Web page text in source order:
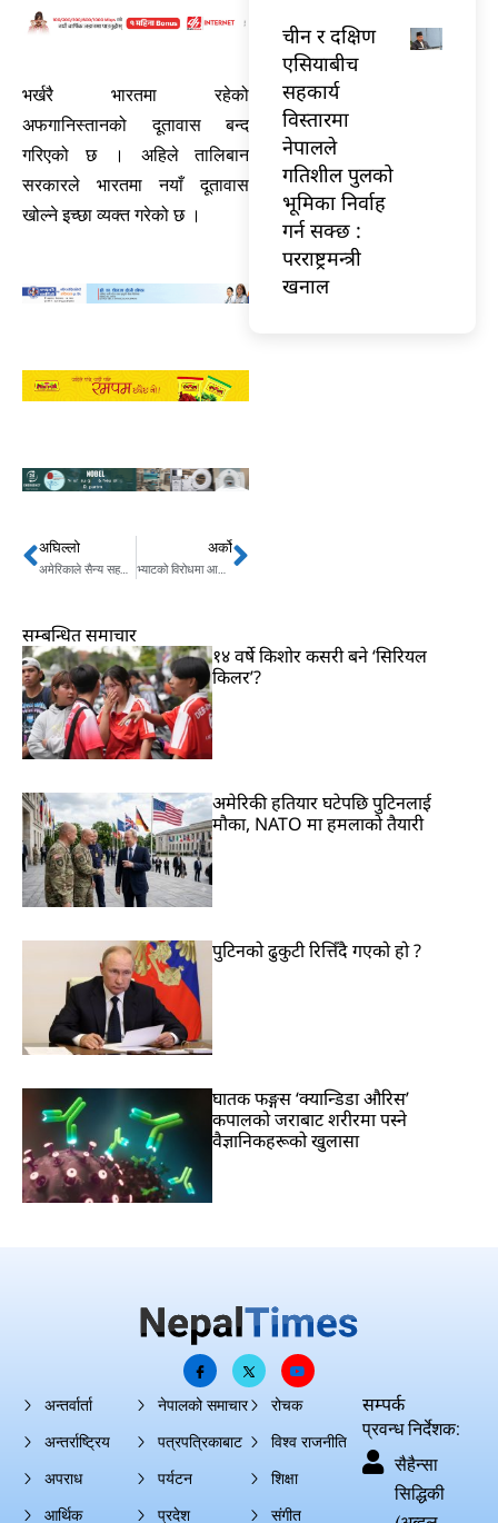
भर्खरै भारतमा रहेको
अफगानिस्तानको दूतावास बन्द
गरिएको छ । अहिले तालिबान
सरकारले भारतमा नयाँ दूतावास
खोल्ने इच्छा व्यक्त गरेको छ ।
Prev
अघिल्लो
अमेरिकाले सैन्य सहयोग नगरे युक्रेनले रुससँगको युद्ध हार्ने
अर्को
भ्याटको विरोधमा आलु र प्याजको व्यापारमा हड्ताल Next
चीन र दक्षिण
एसियाबीच
सहकार्य
विस्तारमा
नेपालले
गतिशील पुलको
भूमिका निर्वाह
गर्न सक्छ :
परराष्ट्रमन्त्री
खनाल
सम्बन्धित समाचार
१४ वर्षे किशोर कसरी बने ‘सिरियल
किलर’?
अमेरिकी हतियार घटेपछि पुटिनलाई
मौका, NATO मा हमलाको तैयारी
पुटिनको ढुकुटी रित्तिँदै गएको हो ?
घातक फङ्गस ‘क्यान्डिडा औरिस’
कपालको जराबाट शरीरमा पस्ने
वैज्ञानिकहरूको खुलासा
अन्तर्वार्ता
अन्तर्राष्ट्रिय
अपराध
आर्थिक
नेपालको समाचार
पत्रपत्रिकाबाट
पर्यटन
प्रदेश
रोचक
विश्व राजनीति
शिक्षा
संगीत
सम्पर्क
प्रवन्ध निर्देशक:
सैहैन्सा
सिद्धिकी